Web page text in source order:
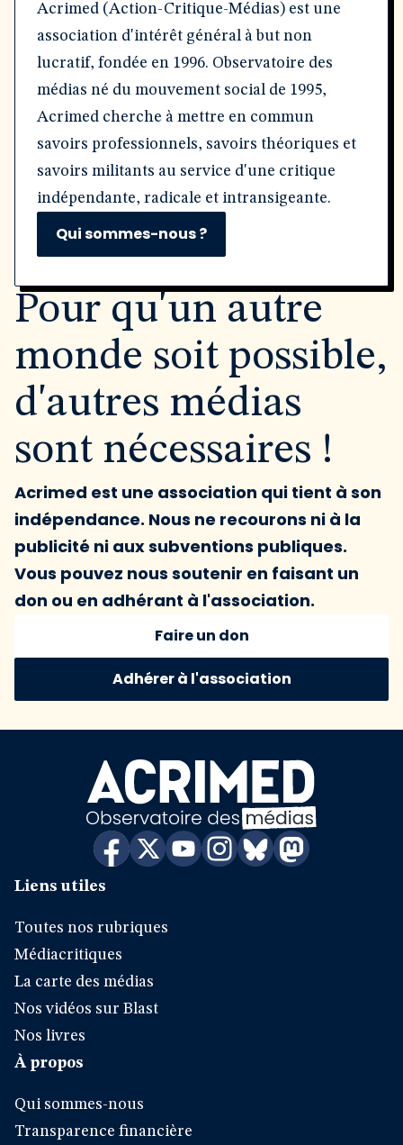
Acrimed (Action-Critique-Médias) est une
association d'intérêt général à but non
lucratif, fondée en 1996. Observatoire des
médias né du mouvement social de 1995,
Acrimed cherche à mettre en commun
savoirs professionnels, savoirs théoriques et
savoirs militants au service d'une critique
indépendante, radicale et intransigeante.
Qui sommes-nous ?
Pour qu'un autre
monde soit possible,
d'autres médias
sont nécessaires !
Acrimed est une association qui tient à son
indépendance. Nous ne recourons ni à la
publicité ni aux subventions publiques.
Vous pouvez nous soutenir en faisant un
don ou en adhérant à l'association.
Faire un don
Adhérer à l'association
Liens utiles
Toutes nos rubriques
Médiacritiques
La carte des médias
Nos vidéos sur Blast
Nos livres
À propos
Qui sommes-nous
Transparence financière